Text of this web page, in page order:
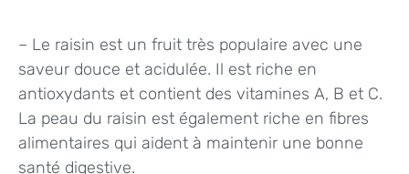
– Le raisin est un fruit très populaire avec une
saveur douce et acidulée. Il est riche en
antioxydants et contient des vitamines A, B et C.
La peau du raisin est également riche en fibres
alimentaires qui aident à maintenir une bonne
santé digestive.